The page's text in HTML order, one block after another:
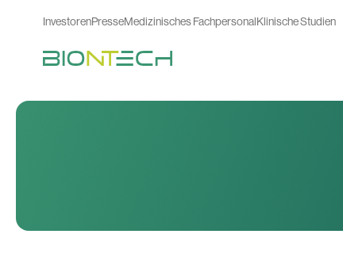
InvestorenPresseMedizinisches FachpersonalKlinische Studien